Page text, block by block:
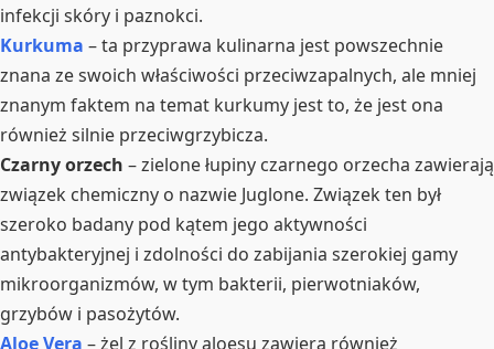
infekcji skóry i paznokci.
Kurkuma – ta przyprawa kulinarna jest powszechnie
znana ze swoich właściwości przeciwzapalnych, ale mniej
znanym faktem na temat kurkumy jest to, że jest ona
również silnie przeciwgrzybicza.
Czarny orzech – zielone łupiny czarnego orzecha zawierają
związek chemiczny o nazwie Juglone. Związek ten był
szeroko badany pod kątem jego aktywności
antybakteryjnej i zdolności do zabijania szerokiej gamy
mikroorganizmów, w tym bakterii, pierwotniaków,
grzybów i pasożytów.
Aloe Vera – żel z rośliny aloesu zawiera również